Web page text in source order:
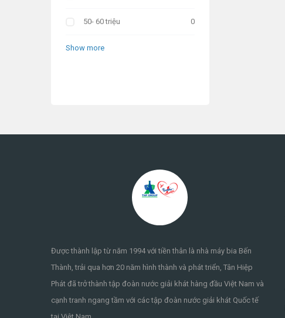
50- 60 triệu 0
Show more
Được thành lập từ năm 1994 với tiền thân là nhà máy bia Bến
Thành, trải qua hơn 20 năm hình thành và phát triển, Tân Hiệp
Phát đã trở thành tập đoàn nước giải khát hàng đầu Việt Nam và
cạnh tranh ngang tầm với các tập đoàn nước giải khát Quốc tế